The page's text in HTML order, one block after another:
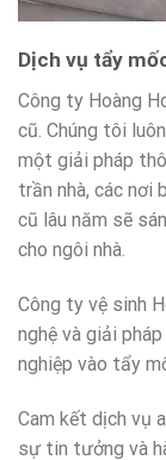
Dịch vụ tẩy
Công ty Hoàng
cũ. Chúng tôi
một giải pháp
trần nhà, các nơi
cũ lâu năm sẽ
cho ngôi nhà.
Công ty vệ sinh
nghệ và giải
nghiệp vào tẩy
Cam kết dịch vụ
sự tin tưởng và